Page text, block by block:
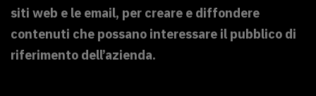
siti web e le email, per creare e diffondere
contenuti che possano interessare il pubblico di
riferimento dell’azienda.